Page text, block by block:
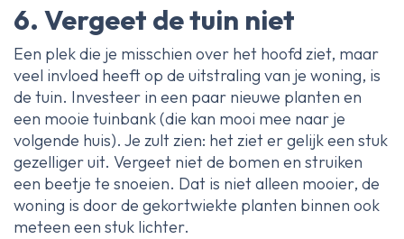
6. Vergeet de tuin niet
Een plek die je misschien over het hoofd ziet, maar
veel invloed heeft op de uitstraling van je woning, is
de tuin. Investeer in een paar nieuwe planten en
een mooie tuinbank (die kan mooi mee naar je
volgende huis). Je zult zien: het ziet er gelijk een stuk
gezelliger uit. Vergeet niet de bomen en struiken
een beetje te snoeien. Dat is niet alleen mooier, de
woning is door de gekortwiekte planten binnen ook
meteen een stuk lichter.